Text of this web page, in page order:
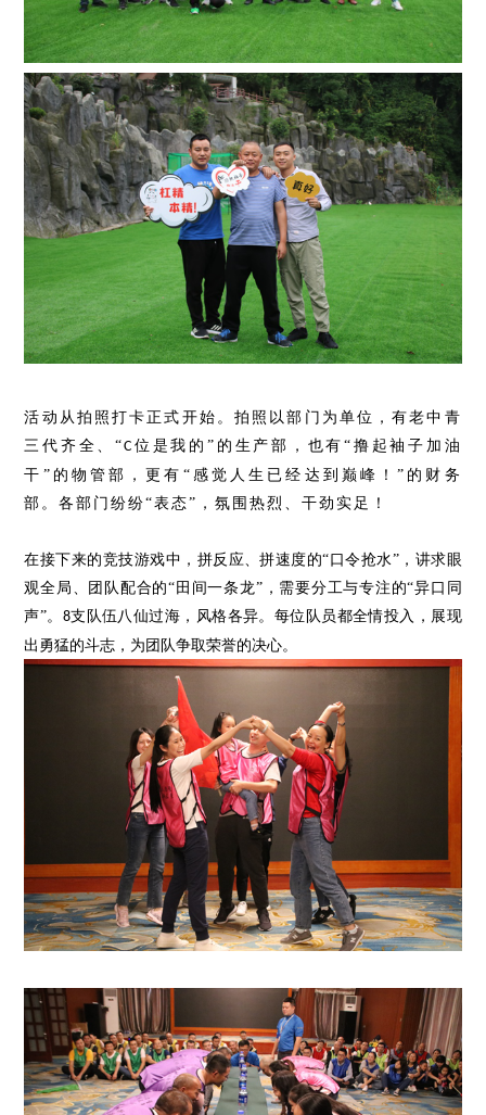
活动从拍照打卡正式开始。拍照以部门为单位，有老中青
三代齐全、“C 位是我的 ”的生产部，也有“撸起袖子加油
干”的物管部，更有“感觉人生已经达到巅峰！”的财务
部。各部门纷纷“表态”，氛围热烈、干劲实足！
在接下来的竞技游戏中，拼反应、拼速度的“口令抢水”，讲求眼
观全局、团队配合的“田间一条龙”，需要分工与专注的“异口同
声”。 8支队伍八仙过海，风格各异。每位队员都全情投入，展现
出勇猛的斗志，为团队争取荣誉的决心。